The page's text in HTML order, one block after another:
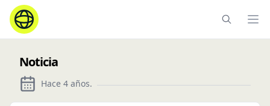
Noticia
Hace 4 años.